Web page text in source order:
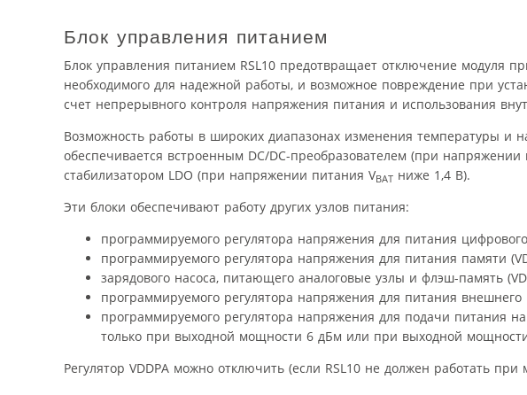
Блок управления питанием
Блок управления питанием RSL10 предотвращает отключение модуля
необходимого для надежной работы, и возможное повреждение при
счет непрерывного контроля напряжения питания и использования
Возможность работы в широких диапазонах изменения температуры и
обеспечивается встроенным DC/DC-преобразователем (при
стабилизатором LDO (при напряжении питания VBAT ниже 1,4 В).
Эти блоки обеспечивают работу других узлов питания:
программируемого регулятора напряжения для питания цифрового
программируемого регулятора напряжения для питания памяти
зарядового насоса, питающего аналоговые узлы и флэш-память
программируемого регулятора напряжения для питания внешнего
программируемого регулятора напряжения для подачи питания
только при выходной мощности 6 дБм или при выходной
Регулятор VDDPA можно отключить (если RSL10 не должен работать